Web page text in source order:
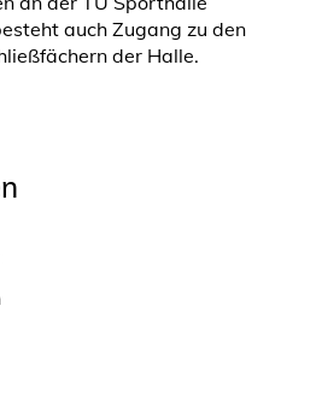
auch Zugang zu den
der Halle.